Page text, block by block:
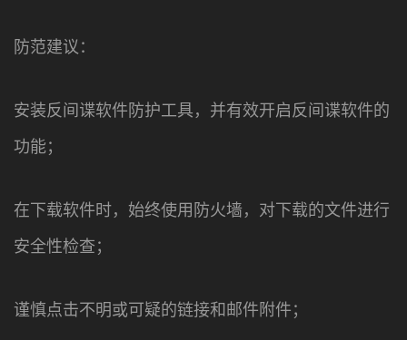
防范建议：
安装反间谍软件防护工具，并有效开启反间谍软件的
功能；
在下载软件时，始终使用防火墙，对下载的文件进行
安全性检查；
谨慎点击不明或可疑的链接和邮件附件；